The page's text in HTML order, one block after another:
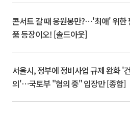
콘서트 갈 때 응원봉만?⋯'최애' 위한
품 등장이오! [솔드아웃]
서울시, 정부에 정비사업 규제 완화 '건
의'⋯국토부 "협의 중" 입장만 [종합]